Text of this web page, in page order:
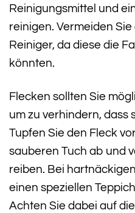
Reinigungsmittel und
reinigen. Vermeiden
Reiniger, da diese die
könnten.
Flecken sollten Sie
um zu verhindern, dass
Tupfen Sie den Fleck
sauberen Tuch ab und
reiben. Bei
einen speziellen
Achten Sie dabei auf